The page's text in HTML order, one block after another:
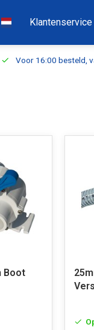
Klantenservice
Voor 16:00 besteld,
Boot